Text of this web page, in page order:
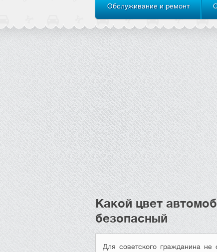
Обслуживание и ремонт
Какой цвет
безопасный
Для советского гражданина